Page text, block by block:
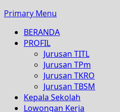
Primary Menu
BERANDA
PROFIL
Jurusan TITL
Jurusan TPm
Jurusan TKRO
Jurusan TBSM
Kepala Sekolah
Lowongan Kerja